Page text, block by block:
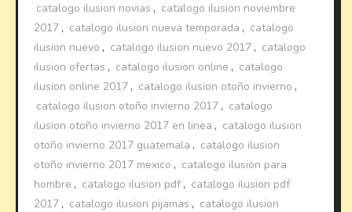
catalogo ilusion novias , catalogo ilusion noviembre
2017 , catalogo ilusion nueva temporada , catalogo
ilusion nuevo , catalogo ilusion nuevo 2017 , catalogo
ilusion ofertas , catalogo ilusion online , catalogo
ilusion online 2017 , catalogo ilusion otoño invierno ,
catalogo ilusion otoño invierno 2017 , catalogo
ilusion otoño invierno 2017 en linea , catalogo ilusion
otoño invierno 2017 guatemala , catalogo ilusion
otoño invierno 2017 mexico , catalogo ilusion para
hombre , catalogo ilusion pdf , catalogo ilusion pdf
2017 , catalogo ilusion pijamas , catalogo ilusion